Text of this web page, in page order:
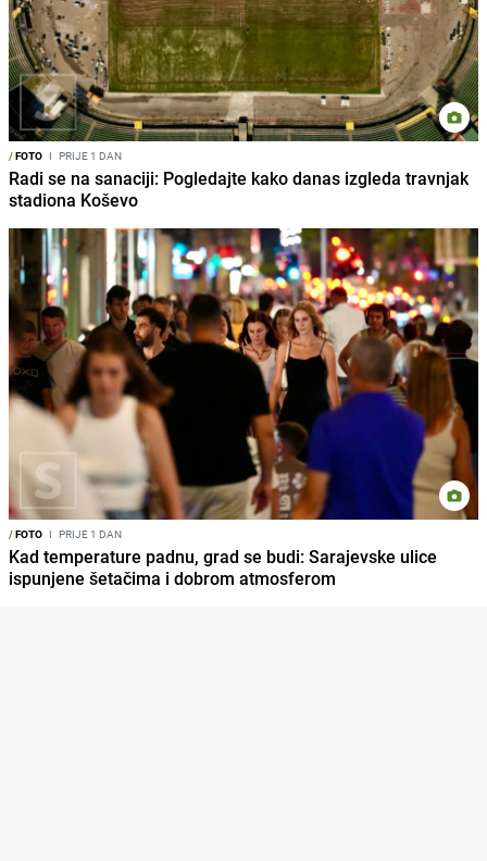
/FOTO I PRIJE 1 DAN
Radi se na sanaciji: Pogledajte kako danas izgleda travnjak
stadiona Koševo
/FOTO I PRIJE 1 DAN
Kad temperature padnu, grad se budi: Sarajevske ulice
ispunjene šetačima i dobrom atmosferom